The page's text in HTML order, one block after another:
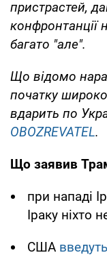
пристрастей,
конфронтанції
багато "але".
Що відомо
початку
вдарить по
OBOZREVATEL.
Що заявив
при нападі
Іраку ніхто
США